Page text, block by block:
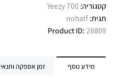
קטגוריה: Yeezy 700
תגית:nohalf
Product ID: 26809
מידע נוסף זמן אספקה